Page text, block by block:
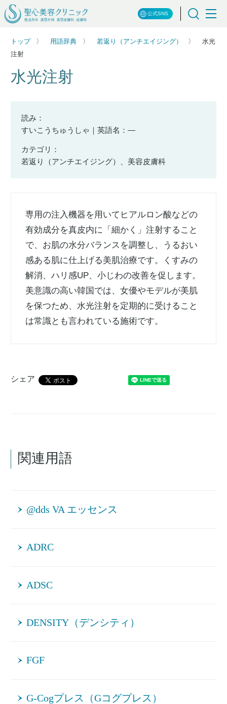
公式SNS
トップ 用語辞典 若返り（アンチエイジング）
水光
注射
水光注射
読み：
すいこうちゅうしゃ｜英語名：―
カテゴリ：
若返り（アンチエイジング）、美容皮膚科
専用の注入機器を用いてヒアルロン酸などの
有効成分を真皮内に「細かく」注射すること
で、お肌の水分バランスを調整し、うるおい
感ある肌に仕上げる美肌治療です。くすみの
解消、ハリ感UP、小じわの改善を促します。
美意識の高い韓国では、女優やモデルが美肌
を保つため、水光注射を定期的に受けること
は常識とも言われている施術です。
シェア
関連用語
@dds VA エッセンス
ADRC
ADSC
DENSITY（デンシティ）
FGF
G-Cogプレス（Gコグプレス）